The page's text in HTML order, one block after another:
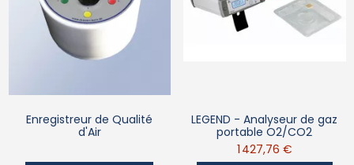
Enregistreur de Qualité
d'Air
LEGEND - Analyseur de gaz
portable O2/CO2
1 427,76 €